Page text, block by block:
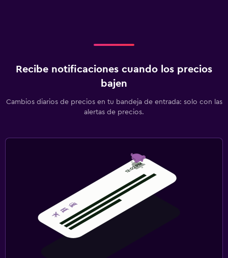
Recibe notificaciones cuando los precios
bajen
Cambios diarios de precios en tu bandeja de entrada: solo con las
alertas de precios.